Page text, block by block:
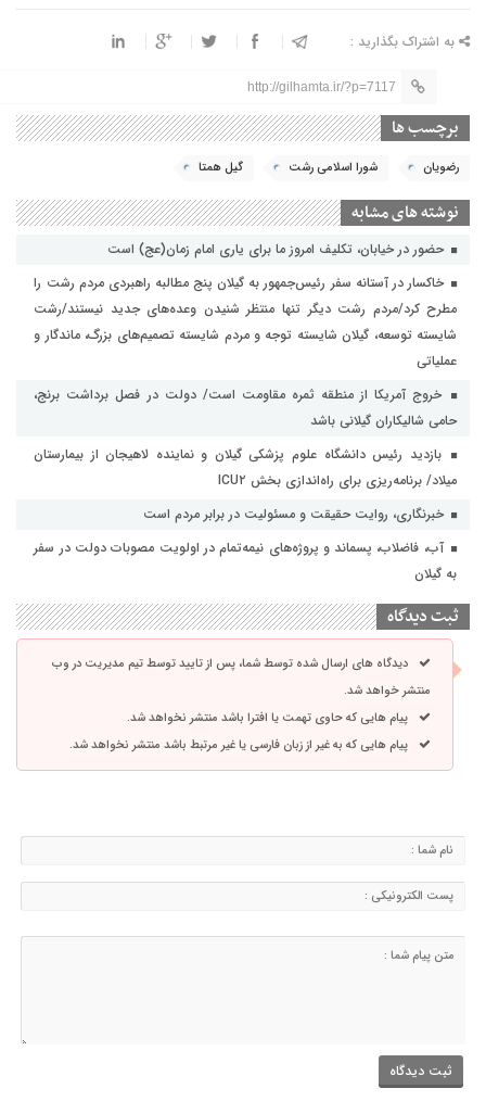
به اشتراک بگذارید :
http://gilhamta.ir/?p=7117
برچسب ها
رضویان شورا اسلامی رشت گیل همتا
نوشته های مشابه
حضور در خیابان، تکلیف امروز ما برای یاری امام زمان(عج) است
خاکسار در آستانه سفر رئیس‌جمهور به گیلان پنج مطالبه راهبردی مردم رشت را
مطرح کرد/مردم رشت دیگر تنها منتظر شنیدن وعده‌های جدید نیستند/رشت
شایسته توسعه، گیلان شایسته توجه و مردم شایسته تصمیم‌های بزرگ، ماندگار و
عملیاتی
خروج آمریکا از منطقه ثمره مقاومت است/ دولت در فصل برداشت برنج،
حامی شالیکاران گیلانی باشد
بازدید رئیس دانشگاه علوم پزشکی گیلان و نماینده لاهیجان از بیمارستان
میلاد/ برنامه‌ریزی برای راه‌اندازی بخش ICU۲
خبرنگاری، روایت حقیقت و مسئولیت‌ در برابر مردم است
آب، فاضلاب، پسماند و پروژه‌های نیمه‌تمام در اولویت مصوبات دولت در سفر
به گیلان
ثبت دیدگاه
دیدگاه های ارسال شده توسط شما، پس از تایید توسط تیم مدیریت در وب
منتشر خواهد شد.
پیام هایی که حاوی تهمت یا افترا باشد منتشر نخواهد شد.
پیام هایی که به غیر از زبان فارسی یا غیر مرتبط باشد منتشر نخواهد شد.